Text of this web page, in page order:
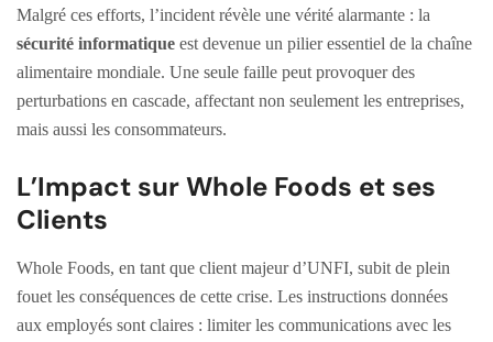
Malgré ces efforts, l’incident révèle une vérité alarmante : la
sécurité informatique est devenue un pilier essentiel de la chaîne
alimentaire mondiale. Une seule faille peut provoquer des
perturbations en cascade, affectant non seulement les entreprises,
mais aussi les consommateurs.
L’Impact sur Whole Foods et ses
Clients
Whole Foods, en tant que client majeur d’UNFI, subit de plein
fouet les conséquences de cette crise. Les instructions données
aux employés sont claires : limiter les communications avec les